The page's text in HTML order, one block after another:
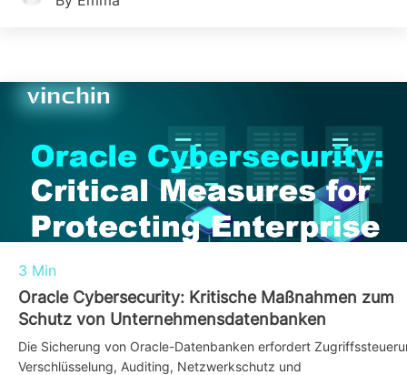
3 Min
Oracle Cybersecurity: Kritische Maßnahmen zum
Schutz von Unternehmensdatenbanken
Die Sicherung von Oracle-Datenbanken erfordert
Verschlüsselung, Auditing, Netzwerkschutz und